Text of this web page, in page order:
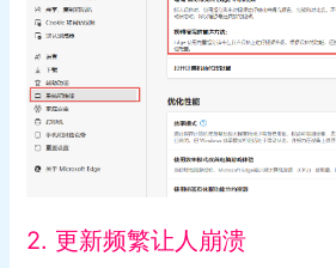
2. 更新频繁让人崩溃